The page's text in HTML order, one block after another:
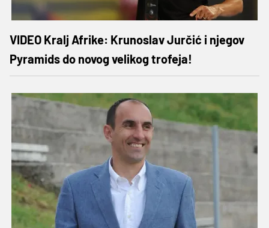
VIDEO Kralj Afrike: Krunoslav Jurčić i njegov
Pyramids do novog velikog trofeja!